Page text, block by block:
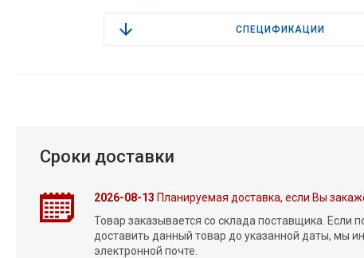
СПЕЦИФИКАЦИИ
Сроки доставки
2026-08-13 Планируемая доставка, если Вы
Товар заказывается со склада поставщика. Если
доставить данный товар до указанной даты, мы
электронной почте.